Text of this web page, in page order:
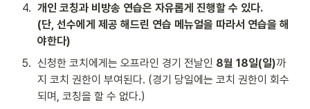
4. 개인 코칭과 비방송 연습은 자유롭게 진행할 수 있다.
(단, 선수에게 제공 해드린 연습 메뉴얼을 따라서 연습을 해
야한다)
5. 신청한 코치에게는 오프라인 경기 전날인 8월 18일(일)까
지 코치 권한이 부여된다. (경기 당일에는 코치 권한이 회수
되며, 코칭을 할 수 없다.)